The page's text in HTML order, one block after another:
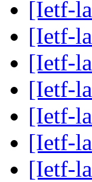
[Ietf-
[Ietf-
[Ietf-
[Ietf-
[Ietf-
[Ietf-
[Ietf-